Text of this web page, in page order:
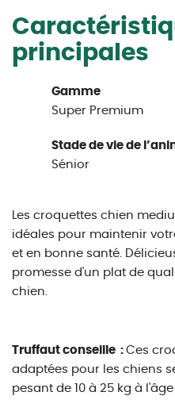
principales
Gamme
Super Premium
Stade de vie de
Sénior
Les croquettes chien
idéales pour maintenir
et en bonne santé.
promesse d'un plat de
chien.
Truffaut conseille : Ces
adaptées pour les chiens
pesant de 10 à 25 kg à